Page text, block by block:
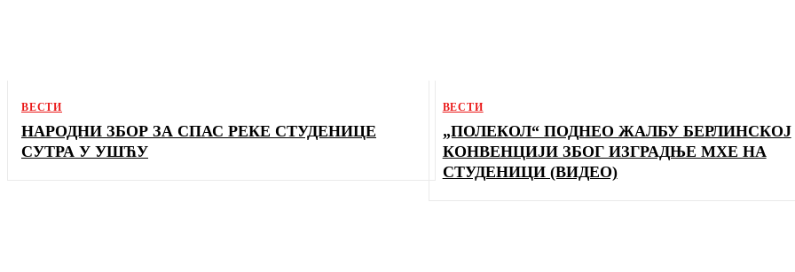
ВЕСТИ
НАРОДНИ ЗБОР ЗА СПАС РЕКЕ СТУДЕНИЦЕ
СУТРА У УШЋУ
ВЕСТИ
„ПОЛЕКОЛ“ ПОДНЕО ЖАЛБУ БЕРЛИНСКОЈ
КОНВЕНЦИЈИ ЗБОГ ИЗГРАДЊЕ МХЕ НА
СТУДЕНИЦИ (ВИДЕО)